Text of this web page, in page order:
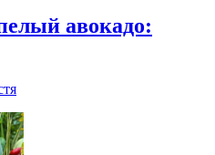
авокадо: